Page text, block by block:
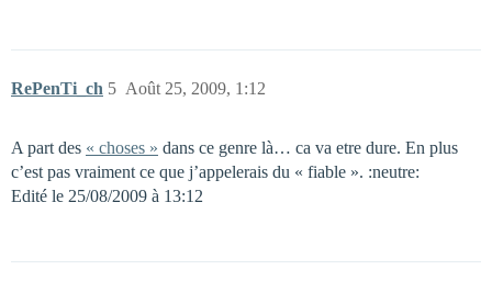
RePenTi_ch Août 25, 2009, 1:12
5
A part des « choses » dans ce genre là… ca va etre dure. En plus
c’est pas vraiment ce que j’appelerais du « fiable ». :neutre:
Edité le 25/08/2009 à 13:12